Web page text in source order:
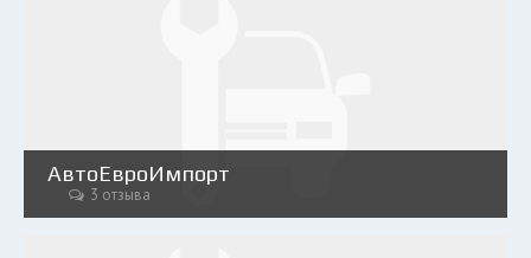
АвтоЕвроИмпорт
3 отзыва